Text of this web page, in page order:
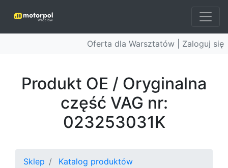
Oferta dla Warsztatów | Zaloguj się
Produkt OE / Oryginalna
część VAG nr:
023253031K
Sklep
Katalog produktów